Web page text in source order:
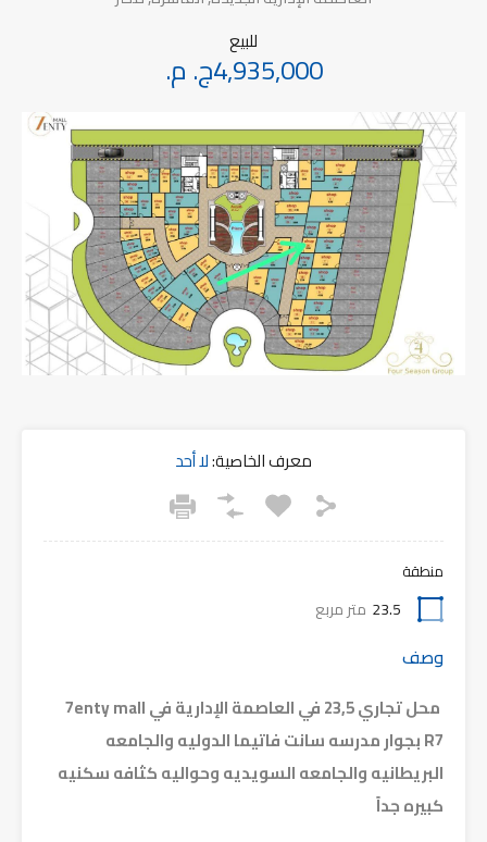
للبيع
4,935,000ج. م.
معرف الخاصية:لا أحد
منطقة
23.5 متر مربع
وصف
محل تجاري 23,5 في العاصمة الإدارية في 7enty mall
R7 بجوار مدرسه سانت فاتيما الدوليه والجامعه
البريطانيه والجامعه السويديه وحواليه كثافه سكنيه
كبيره جداً